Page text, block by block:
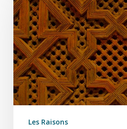
des
voix
tu(é)es:
Boualem
et
Daoud
-5(2)-
Les Raisons